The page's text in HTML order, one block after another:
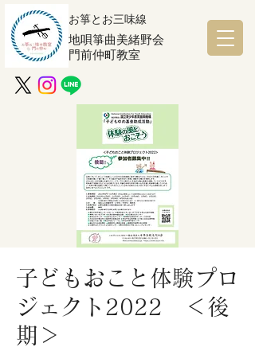
お箏とお三味線
地唄箏曲美緒野会
門前仲町教室
子どもおこと体験プロ
ジェクト2022 ＜後
期＞